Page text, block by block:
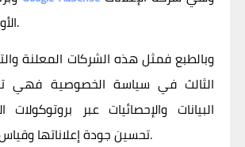
الأولى في موقعنا.
وبالطبع فمثل هذه الشركات المعلنة
الثالث في سياسة الخصوصية فهي
البيانات والإحصائيات عبر بروتوكولات
تحسين جودة إعلاناتها وقياس مدى فعاليتها.